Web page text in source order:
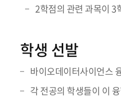
2학점의 관련 과목이 3
학생 선발
바이오데이터사이언스
각 전공의 학생들이 이